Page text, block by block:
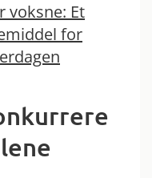
voksne: Et
for